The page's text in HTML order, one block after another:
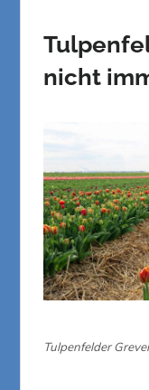
nicht
Tulpenfelder